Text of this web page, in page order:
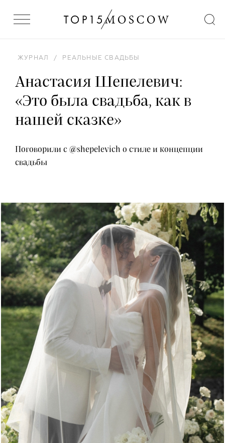
ЖУРНАЛ / РЕАЛЬНЫЕ СВАДЬБЫ
Анастасия Шепелевич:
«Это была свадьба, как в
нашей сказке»
Поговорили с @shepelevich о стиле и концепции
свадьбы